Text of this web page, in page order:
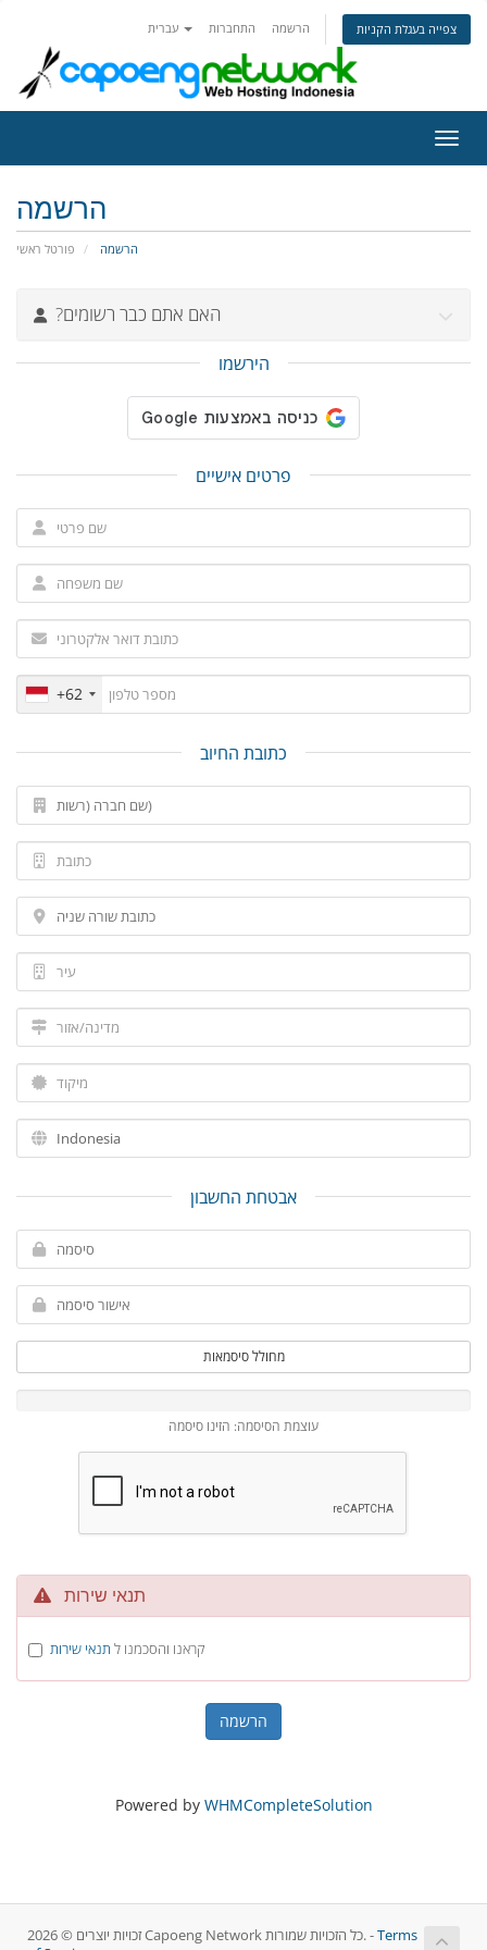
התחברות הרשמה צפייה בעגלת הקניות
הרשמה
פורטל ראשי הרשמה
?האם אתם כבר רשומים
הירשמו
פרטים אישיים
+62
כתובת החיוב
אבטחת החשבון
מחולל סיסמאות
עוצמת הסיסמה: הזינו סיסמה
תנאי שירות
קראנו והסכמנו ל תנאי שירות
Powered by WHMCompleteSolution
זכויות יוצרים © 2026 Capoeng Network כל הזכויות שמורות. -Terms